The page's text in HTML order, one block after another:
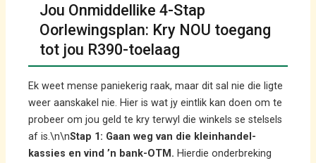
Jou Onmiddellike 4-Stap
Oorlewingsplan: Kry NOU toegang
tot jou R390-toelaag
Ek weet mense paniekerig raak, maar dit sal nie die ligte
weer aanskakel nie. Hier is wat jy eintlik kan doen om te
probeer om jou geld te kry terwyl die winkels se stelsels
af is.\n\nStap 1: Gaan weg van die kleinhandel-
kassies en vind ’n bank-OTM. Hierdie onderbreking